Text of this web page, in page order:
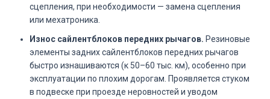
сцепления, при необходимости — замена сцепления
или мехатроника.
Износ сайлентблоков передних рычагов. Резиновые
элементы задних сайлентблоков передних рычагов
быстро изнашиваются (к 50–60 тыс. км), особенно при
эксплуатации по плохим дорогам. Проявляется стуком
в подвеске при проезде неровностей и уводом